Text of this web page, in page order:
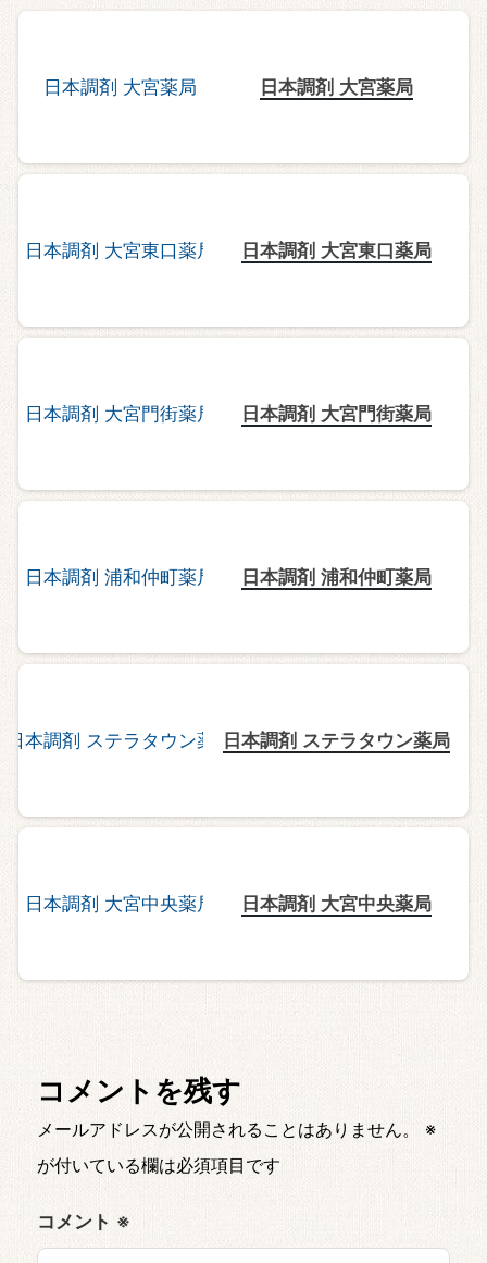
日本調剤 大宮薬局
日本調剤 大宮東口薬局
日本調剤 大宮門街薬局
日本調剤 浦和仲町薬局
日本調剤 ステラタウン薬局
日本調剤 大宮中央薬局
コメントを残す
メールアドレスが公開されることはありません。
※
が付いている欄は必須項目です
コメント ※